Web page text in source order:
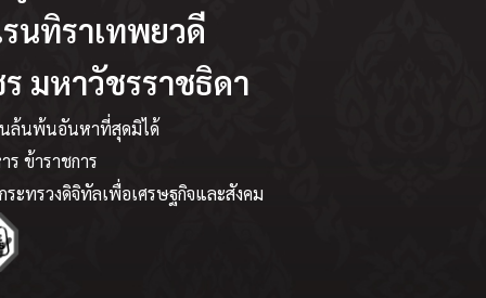
นทิราเทพยวดี
มหาวัชรราชธิดา
ล้นพ้นอันหาที่สุดมิได้​
ข้าราชการ
ะทรวงดิจิทัลเพื่อเศรษฐกิจและสังคม